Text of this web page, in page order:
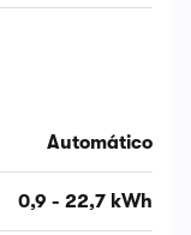
Automático
0,9 - 22,7 kWh